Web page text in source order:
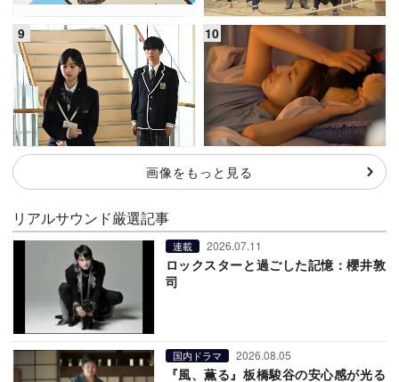
画像をもっと見る
リアルサウンド厳選記事
連載 2026.07.11
ロックスターと過ごした記憶：櫻井敦
司
国内ドラマ 2026.08.05
『風、薫る』板橋駿谷の安心感が光る